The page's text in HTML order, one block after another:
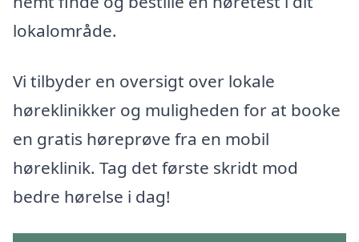
lokalområde.
Vi tilbyder en oversigt over lokale
høreklinikker og muligheden for at booke
en gratis høreprøve fra en mobil
høreklinik. Tag det første skridt mod
bedre hørelse i dag!